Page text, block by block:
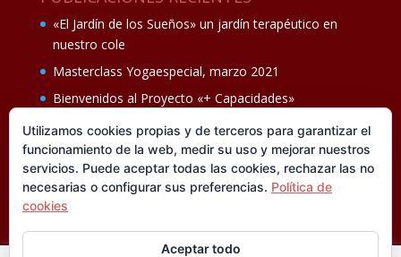
«El Jardín de los Sueños» un jardín terapéutico en
nuestro cole
Masterclass Yogaespecial, marzo 2021
Bienvenidos al Proyecto «+ Capacidades»
Fiesta de fin de curso Los oficios 14 de junio
Ganadores del II Programa educativo Cuídate +
Utilizamos cookies propias y de terceros para garantizar el
funcionamiento de la web, medir su uso y mejorar nuestros
servicios. Puede aceptar todas las cookies, rechazar las no
necesarias o configurar sus preferencias. Política de
cookies
Aceptar todo